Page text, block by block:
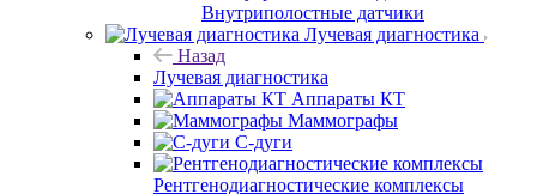
Внутриполостные датчики
Лучевая диагностика
Назад
Лучевая диагностика
Аппараты КТ
Маммографы
С-дуги
Рентгенодиагностические комплексы